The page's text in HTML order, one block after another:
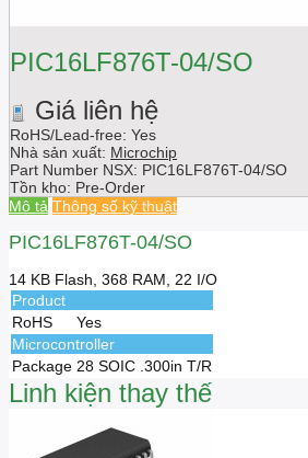
PIC16LF876T-04/SO
Giá liên hệ
RoHS/Lead-free: Yes
Nhà sản xuất: Microchip
Part Number NSX: PIC16LF876T-04/SO
Tồn kho: Pre-Order
Mô tả Thông số kỹ thuật
PIC16LF876T-04/SO
14 KB Flash, 368 RAM, 22 I/O
Product
RoHS
Yes
Microcontroller
Package 28 SOIC .300in T/R
Linh kiện thay thế